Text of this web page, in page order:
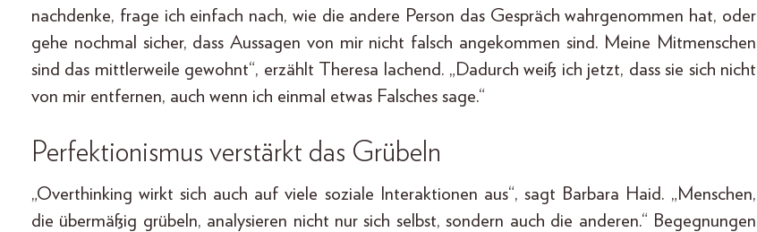
nachdenke, frage ich einfach nach, wie die andere Person das Gespräch wahrgenommen hat, oder
gehe nochmal sicher, dass Aussagen von mir nicht falsch angekommen sind. Meine Mitmenschen
sind das mittlerweile gewohnt“, erzählt Theresa lachend. „Dadurch weiß ich jetzt, dass sie sich nicht
von mir entfernen, auch wenn ich einmal etwas Falsches sage.“
Perfektionismus verstärkt das Grübeln
„Overthinking wirkt sich auch auf viele soziale Interaktionen aus“, sagt Barbara Haid. „Menschen,
die übermäßig grübeln, analysieren nicht nur sich selbst, sondern auch die anderen.“ Begegnungen